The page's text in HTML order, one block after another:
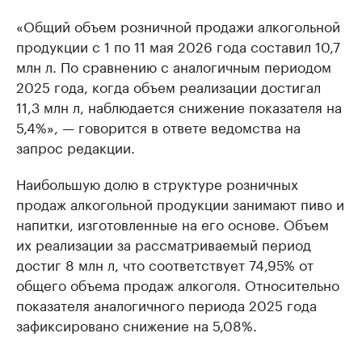
«Общий объем розничной продажи алкогольной
продукции с 1 по 11 мая 2026 года составил 10,7
млн л. По сравнению с аналогичным периодом
2025 года, когда объем реализации достигал
11,3 млн л, наблюдается снижение показателя на
5,4%», — говорится в ответе ведомства на
запрос редакции.
Наибольшую долю в структуре розничных
продаж алкогольной продукции занимают пиво и
напитки, изготовленные на его основе. Объем
их реализации за рассматриваемый период
достиг 8 млн л, что соответствует 74,95% от
общего объема продаж алкоголя. Относительно
показателя аналогичного периода 2025 года
зафиксировано снижение на 5,08%.